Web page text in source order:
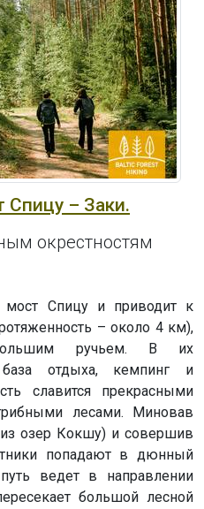
Спицу – Заки.
окрестностям
мост Спицу и приводит к
– около 4 км),
ручьем. В их
база отдыха, кемпинг и
славится прекрасными
лесами. Миновав
озер Кокшу) и совершив
попадают в дюнный
ведет в направлении
большой лесной